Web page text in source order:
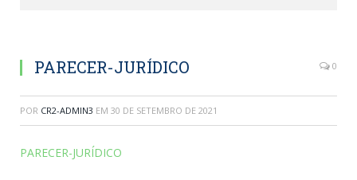
PARECER-JURÍDICO 0
POR CR2-ADMIN3 EM 30 DE SETEMBRO DE 2021
PARECER-JURÍDICO